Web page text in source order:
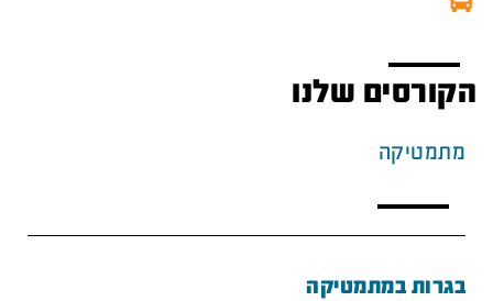
הקורסים שלנו
מתמטיקה
בגרות במתמטיקה